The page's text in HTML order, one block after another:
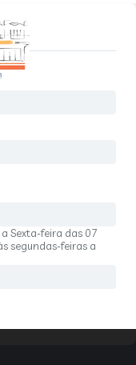
Sexta-feira das 07
segundas-feiras a